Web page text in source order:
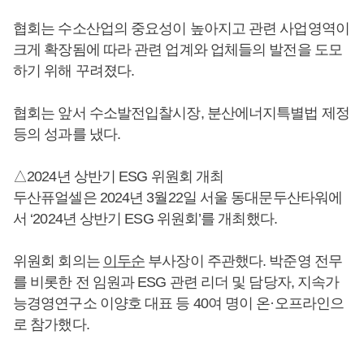
협회는 수소산업의 중요성이 높아지고 관련 사업영역이
크게 확장됨에 따라 관련 업계와 업체들의 발전을 도모
하기 위해 꾸려졌다.
협회는 앞서 수소발전입찰시장, 분산에너지특별법 제정
등의 성과를 냈다.
△2024년 상반기 ESG 위원회 개최
두산퓨얼셀은 2024년 3월22일 서울 동대문두산타워에
서 ‘2024년 상반기 ESG 위원회’를 개최했다.
위원회 회의는 이두순 부사장이 주관했다. 박준영 전무
를 비롯한 전 임원과 ESG 관련 리더 및 담당자, 지속가
능경영연구소 이양호 대표 등 40여 명이 온·오프라인으
로 참가했다.